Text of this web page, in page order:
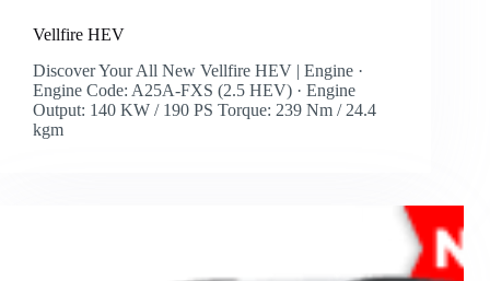
Vellfire HEV
Discover Your All New Vellfire HEV | Engine ·
Engine Code: A25A-FXS (2.5 HEV) · Engine
Output: 140 KW / 190 PS Torque: 239 Nm / 24.4
kgm